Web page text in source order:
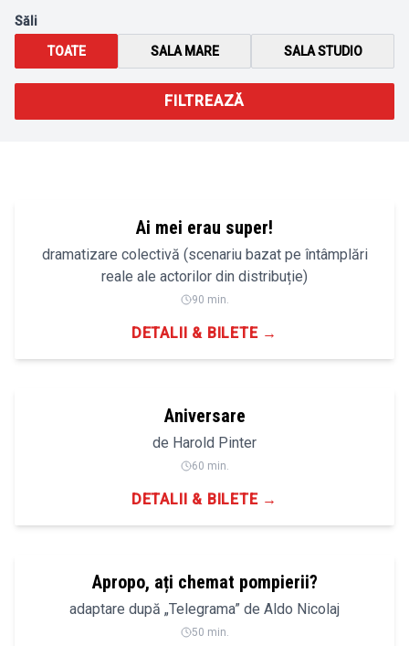
Săli
TOATE SALA MARE SALA STUDIO
FILTREAZĂ
Ai mei erau super!
dramatizare colectivă (scenariu bazat pe întâmplări
reale ale actorilor din distribuție)
90 min.
DETALII & BILETE →
14+
Aniversare
de Harold Pinter
60 min.
DETALII & BILETE →
Apropo, ați chemat pompierii?
adaptare după „Telegrama” de Aldo Nicolaj
50 min.